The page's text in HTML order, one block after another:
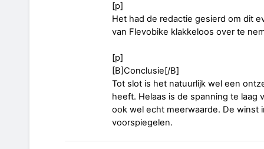
[p]
Het had de redactie gesierd om dit
van Flevobike klakkeloos over te
[p]
[B]Conclusie[/B]
Tot slot is het natuurlijk wel een
heeft. Helaas is de spanning te laag
ook wel echt meerwaarde. De winst
voorspiegelen.